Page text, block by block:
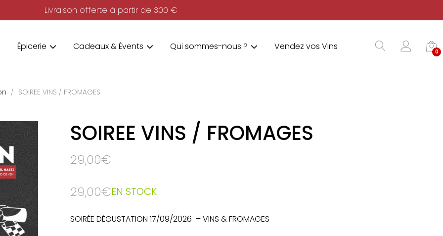
Livraison offerte à partir de 300 €
Épicerie Cadeaux & Évents Qui sommes-nous ? Vendez vos Vins 0
SOIREE VINS / FROMAGES
SOIREE VINS / FROMAGES
29,00€
29,00€EN STOCK
SOIRÉE DÉGUSTATION 17/09/2026 – VINS & FROMAGES